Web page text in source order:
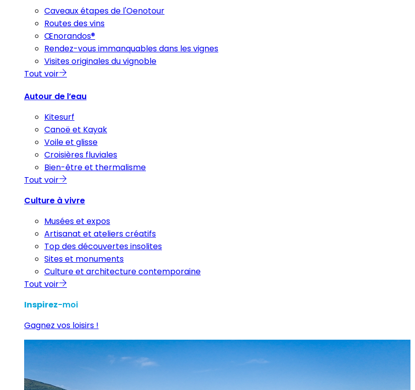
Caveaux étapes de l'Oenotour
Routes des vins
Œnorandos®
Rendez-vous immanquables dans les vignes
Visites originales du vignoble
Tout voir
Autour de l’eau
Kitesurf
Canoë et Kayak
Voile et glisse
Croisières fluviales
Bien-être et thermalisme
Tout voir
Culture à vivre
Musées et expos
Artisanat et ateliers créatifs
Top des découvertes insolites
Sites et monuments
Culture et architecture contemporaine
Tout voir
Inspirez-moi
Gagnez vos loisirs !